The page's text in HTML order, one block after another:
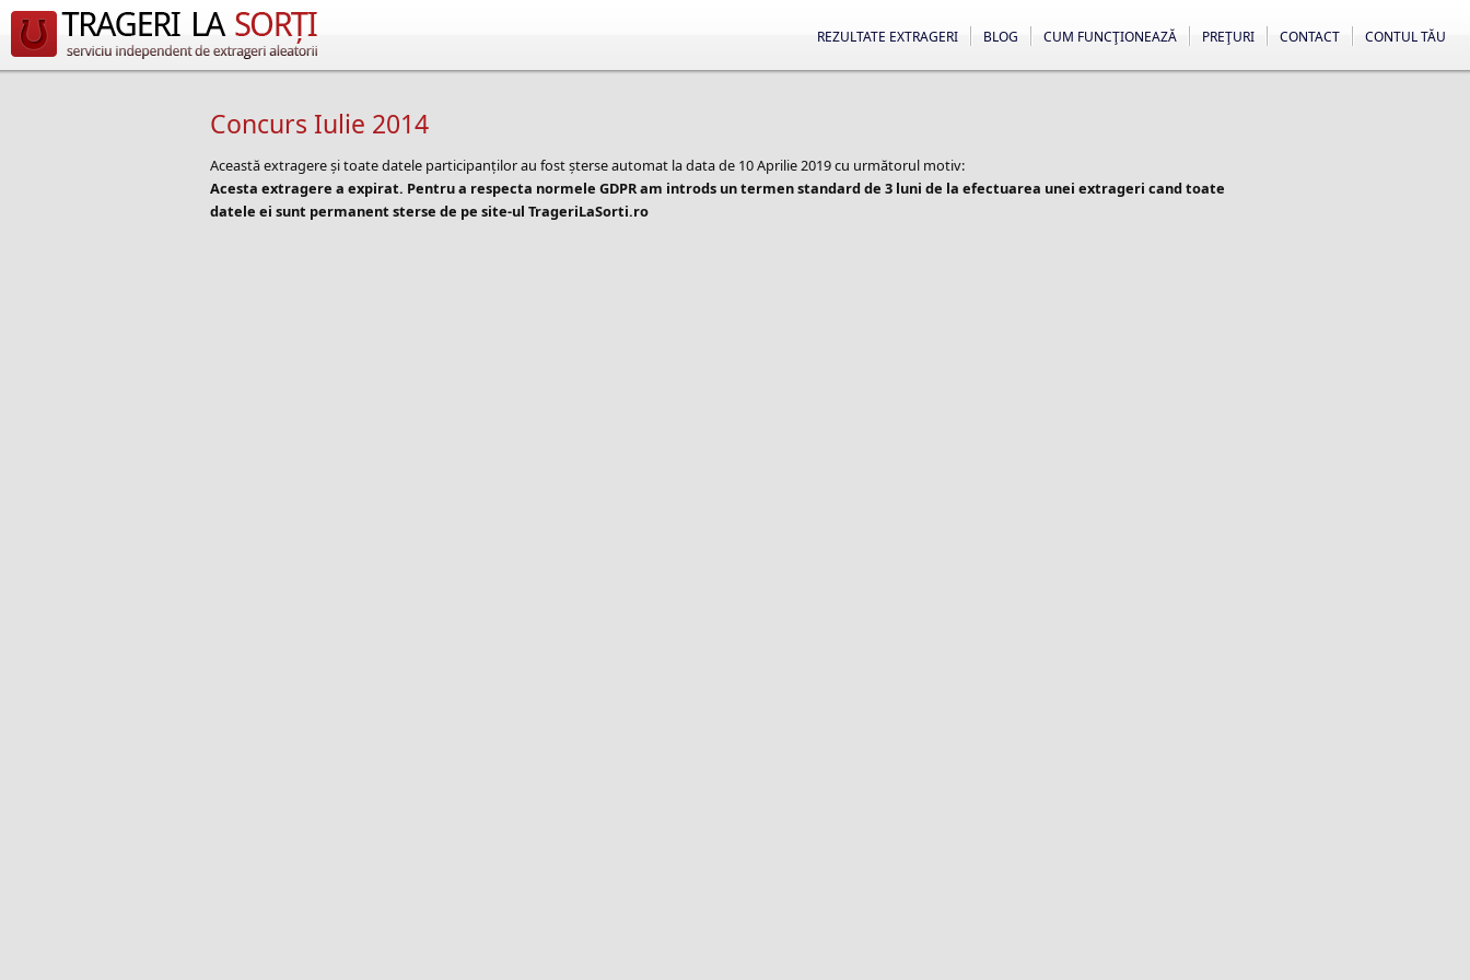
CONTUL TĂU
CONTACT
PREŢURI
CUM FUNCŢIONEAZĂ
BLOG
REZULTATE EXTRAGERI
Concurs Iulie 2014
Această extragere și toate datele participanților au fost șterse automat la data de 10 Aprilie 2019 cu următorul motiv:
Acesta extragere a expirat. Pentru a respecta normele GDPR am introds un termen standard de 3 luni de la efectuarea unei extrageri cand toate
datele ei sunt permanent sterse de pe site-ul TrageriLaSorti.ro